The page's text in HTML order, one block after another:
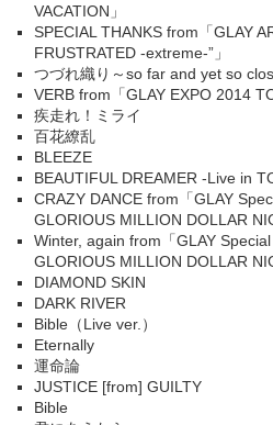
VACATION」
SPECIAL THANKS from「GLAY
FRUSTRATED -extreme-”」
つづれ織り～so far and yet so
VERB from「GLAY EXPO 2014
疾走れ！ミライ
百花繚乱
BLEEZE
BEAUTIFUL DREAMER -Live in
CRAZY DANCE from「GLAY
GLORIOUS MILLION DOLLAR
Winter, again from「GLAY
GLORIOUS MILLION DOLLAR
DIAMOND SKIN
DARK RIVER
Bible（Live ver.）
Eternally
運命論
JUSTICE [from] GUILTY
Bible